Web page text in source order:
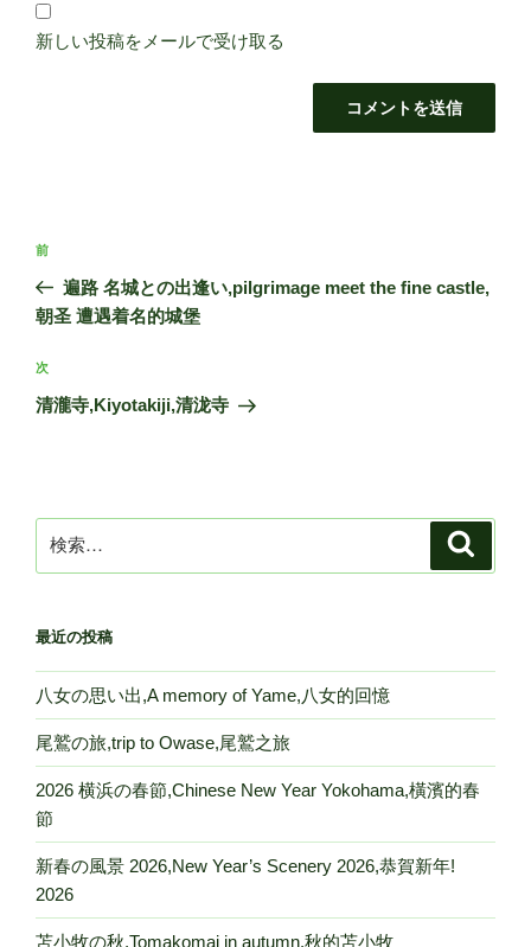
新しい投稿をメールで受け取る
投
ナ
ゲ
ー
前
の
投
前
遍路 名城との出逢い,pilgrimage meet the fine castle,
朝圣 遭遇着名的城堡
次
の
次
清瀧寺,Kiyotakiji,清泷寺
索:
最近の投稿
八女の思い出,A memory of Yame,八女的回憶
尾鷲の旅,trip to Owase,尾鷲之旅
2026 横浜の春節,Chinese New Year Yokohama,橫濱的春
節
新春の風景 2026,New Year’s Scenery 2026,恭賀新年!
2026
苫小牧の秋,Tomakomai in autumn,秋的苫小牧